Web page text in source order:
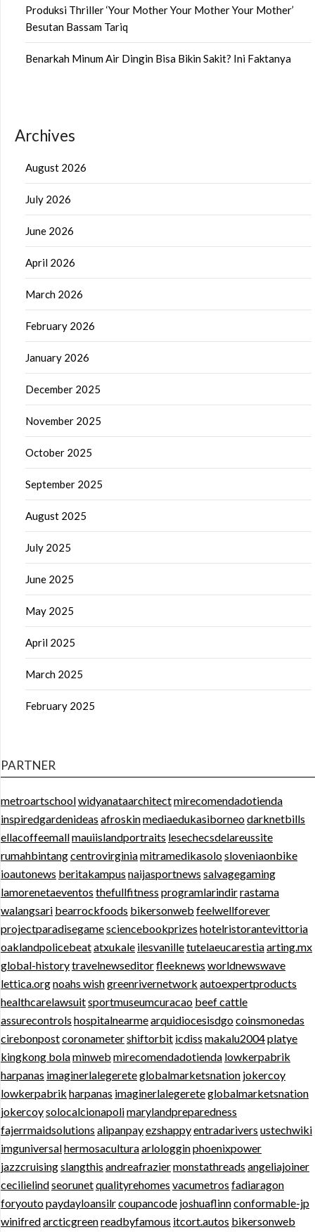
Produksi Thriller ‘Your Mother Your Mother Your Mother’
Besutan Bassam Tariq
Benarkah Minum Air Dingin Bisa Bikin Sakit? Ini Faktanya
Archives
August 2026
July 2026
June 2026
April 2026
March 2026
February 2026
January 2026
December 2025
November 2025
October 2025
September 2025
August 2025
July 2025
June 2025
May 2025
April 2025
March 2025
February 2025
PARTNER
metroartschoolwidyanataarchitectmirecomendadotienda
inspiredgardenideas afroskinmediaedukasiborneodarknetbills
ellacoffeemallmauiislandportraits lesechecsdelareussite
rumahbintangcentrovirginiamitramedikasolosloveniaonbike
ioautonews beritakampus naijasportnews salvagegaming
lamorenetaeventos thefullfitness programlarindirrastama
walangsari bearrockfoods bikersonweb feelwellforever
projectparadisegamesciencebookprizes hotelristorantevittoria
oaklandpolicebeatatxukale ilesvanilletutelaeucarestiaarting.mx
global-historytravelnewseditorfleeknews worldnewswave
lettica.orgnoahs wishgreenrivernetwork autoexpertproducts
healthcarelawsuitsportmuseumcuracao beef cattle
assurecontrols hospitalnearmearquidiocesisdgocoinsmonedas
cirebonpostcoronametershiftorbit icdiss makalu2004platye
kingkong bolaminweb mirecomendadotienda lowkerpabrik
harpanas imaginerlalegereteglobalmarketsnation jokercoy
lowkerpabrik harpanas imaginerlalegereteglobalmarketsnation
jokercoysolocalcionapolimarylandpreparedness
fajerrmaidsolutions alipanpayezshappyentradarivers ustechwiki
imguniversalhermosaculturaarlologginphoenixpower
jazzcruisingslangthis andreafraziermonstathreads angeliajoiner
cecilielindseorunetqualityrehomes vacumetros fadiaragon
foryoutopaydayloansilrcoupancode joshuaflinnconformable-jp
winifredarcticgreenreadbyfamous itcort.autos bikersonweb